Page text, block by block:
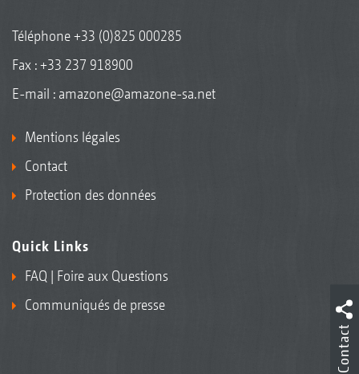
Téléphone+33 (0)825 000285
Fax : +33 237 918900
E-mail : amazone@amazone-sa.net
Mentions légales
Contact
Protection des données
Quick Links
FAQ | Foire aux Questions
Communiqués de presse
Contact